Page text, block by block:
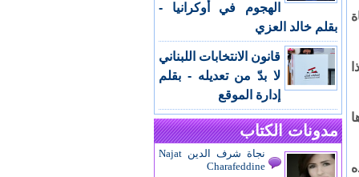
الهجوم في أوكرانيا -
بقلم خالد العزي
قانون الانتخابات اللبناني
لا بدّ من تعديله - بقلم
إدارة الموقع
مدونات الكتاب
نجاة شرف الدين Najat
Charafeddine